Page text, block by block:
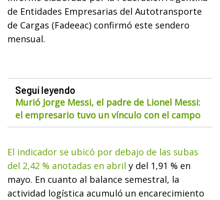
de Entidades Empresarias del Autotransporte
de Cargas (Fadeeac) confirmó este sendero
mensual.
Seguí leyendo
Murió Jorge Messi, el padre de Lionel Messi:
el empresario tuvo un vínculo con el campo
El indicador se ubicó por debajo de las subas
del 2,42 % anotadas en abril y del 1,91 % en
mayo. En cuanto al balance semestral, la
actividad logística acumuló un encarecimiento